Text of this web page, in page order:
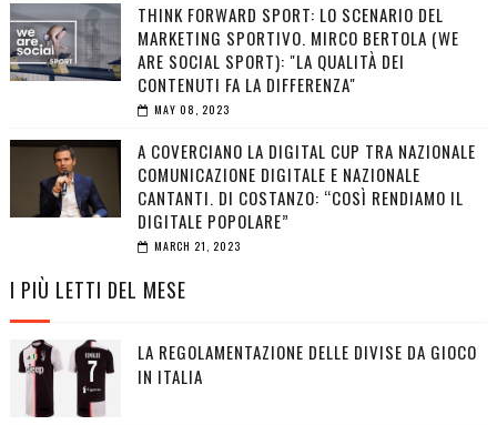
THINK FORWARD SPORT: LO SCENARIO DEL
MARKETING SPORTIVO. MIRCO BERTOLA (WE
ARE SOCIAL SPORT): "LA QUALITÀ DEI
CONTENUTI FA LA DIFFERENZA"
MAY 08, 2023
A COVERCIANO LA DIGITAL CUP TRA NAZIONALE
COMUNICAZIONE DIGITALE E NAZIONALE
CANTANTI. DI COSTANZO: “COSÌ RENDIAMO IL
DIGITALE POPOLARE”
MARCH 21, 2023
I PIÙ LETTI DEL MESE
LA REGOLAMENTAZIONE DELLE DIVISE DA GIOCO
IN ITALIA